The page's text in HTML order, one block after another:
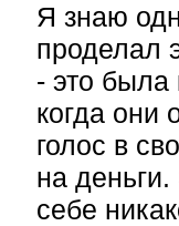
Я знаю
проделал
- это была
когда они
голос в
на
себе